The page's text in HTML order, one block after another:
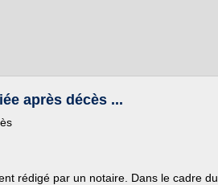
après décès ...
rédigé par un notaire. Dans le cadre du